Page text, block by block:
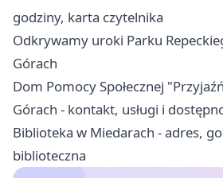
godziny, karta czytelnika
Odkrywamy uroki Parku
Górach
Dom Pomocy Społecznej
Górach - kontakt, usługi i
Biblioteka w Miedarach - adres,
biblioteczna